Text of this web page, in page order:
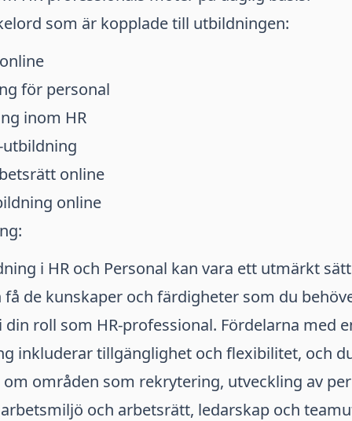
som är kopplade till utbildningen:
för personal
inom HR
utbildning
online
online
i HR och Personal kan vara ett utmärkt
de kunskaper och färdigheter som du
roll som HR-professional. Fördelarna med
inkluderar tillgänglighet och flexibilitet, och
områden som rekrytering, utveckling av
och arbetsrätt, ledarskap och